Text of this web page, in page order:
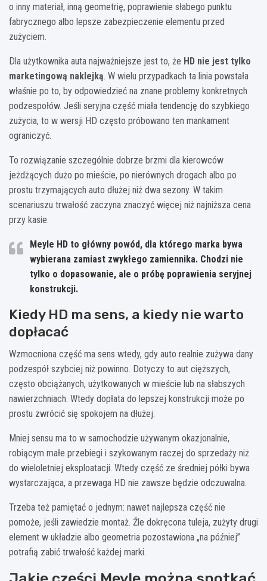
o inny materiał, inną geometrię, poprawienie słabego punktu
fabrycznego albo lepsze zabezpieczenie elementu przed
zużyciem.
Dla użytkownika auta najważniejsze jest to, że HD nie jest tylko
marketingową naklejką. W wielu przypadkach ta linia powstała
właśnie po to, by odpowiedzieć na znane problemy konkretnych
podzespołów. Jeśli seryjna część miała tendencję do szybkiego
zużycia, to w wersji HD często próbowano ten mankament
ograniczyć.
To rozwiązanie szczególnie dobrze brzmi dla kierowców
jeżdżących dużo po mieście, po nierównych drogach albo po
prostu trzymających auto dłużej niż dwa sezony. W takim
scenariuszu trwałość zaczyna znaczyć więcej niż najniższa cena
przy kasie.
Meyle HD to główny powód, dla którego marka bywa
wybierana zamiast zwykłego zamiennika. Chodzi nie
tylko o dopasowanie, ale o próbę poprawienia seryjnej
konstrukcji.
Kiedy HD ma sens, a kiedy nie warto
dopłacać
Wzmocniona część ma sens wtedy, gdy auto realnie zużywa dany
podzespół szybciej niż powinno. Dotyczy to aut cięższych,
często obciążanych, użytkowanych w mieście lub na słabszych
nawierzchniach. Wtedy dopłata do lepszej konstrukcji może po
prostu zwrócić się spokojem na dłużej.
Mniej sensu ma to w samochodzie używanym okazjonalnie,
robiącym małe przebiegi i szykowanym raczej do sprzedaży niż
do wieloletniej eksploatacji. Wtedy część ze średniej półki bywa
wystarczająca, a przewaga HD nie zawsze będzie odczuwalna.
Trzeba też pamiętać o jednym: nawet najlepsza część nie
pomoże, jeśli zawiedzie montaż. Źle dokręcona tuleja, zużyty drugi
element w układzie albo geometria pozostawiona „na później”
potrafią zabić trwałość każdej marki.